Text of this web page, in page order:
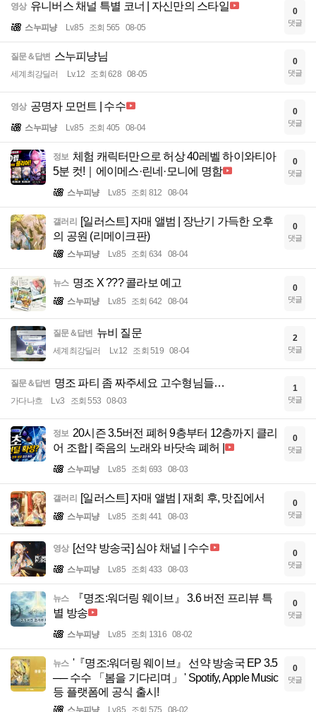
영상 유니버스 채널 특별 코너 | 자신만의 스타일
스누피냥 Lv.85 조회 565 08-05
0
댓글
질문＆답변 스누피냥님
세계최강딜러 Lv.12 조회 628 08-05
0
댓글
영상 공명자 모먼트 | 수수
스누피냥 Lv.85 조회 405 08-04
0
댓글
정보 체험 캐릭터만으로 허상 40레벨 하이와티아
5분 컷!｜에이메스·린네·모니에 명함
스누피냥 Lv.85 조회 812 08-04
0
댓글
갤러리 [일러스트] 자매 앨범 | 장난기 가득한 오후
의 공원 (리메이크판)
스누피냥 Lv.85 조회 634 08-04
0
댓글
뉴스 명조 X ??? 콜라보 예고
스누피냥 Lv.85 조회 642 08-04
0
댓글
질문＆답변 뉴비 질문
세계최강딜러 Lv.12 조회 519 08-04
2
댓글
질문＆답변 명조 파티 좀 짜주세요 고수형님들…
가다나흐 Lv.3 조회 553 08-03
1
댓글
정보 20시즌 3.5버전 폐허 9층부터 12층까지 클리
어 조합 | 죽음의 노래와 바닷속 폐허 |
스누피냥 Lv.85 조회 693 08-03
0
댓글
갤러리 [일러스트] 자매 앨범 | 재회 후, 맛집에서
스누피냥 Lv.85 조회 441 08-03
0
댓글
영상 [선약 방송국] 심야 채널 | 수수
스누피냥 Lv.85 조회 433 08-03
0
댓글
뉴스
『명조:워더링 웨이브』 3.6 버전 프리뷰 특
별 방송
스누피냥 Lv.85 조회 1316 08-02
0
댓글
뉴스 '『명조:워더링 웨이브』 선약 방송국 EP 3.5
── 수수 「봄을 기다리며」 ' Spotify, Apple Music
등 플랫폼에 공식 출시!
스누피냥 Lv.85 조회 575 08-02
0
댓글